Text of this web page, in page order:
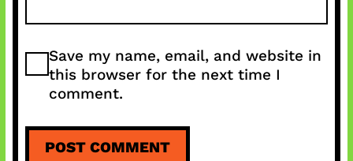
Save my name, email, and website in
this browser for the next time I
comment.